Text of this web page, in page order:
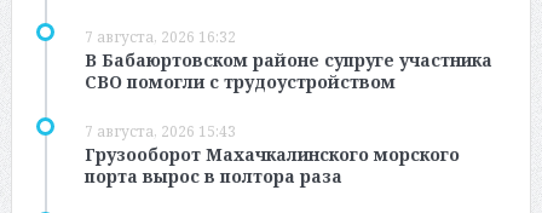
7 августа, 2026 16:32
В Бабаюртовском районе супруге участника
СВО помогли с трудоустройством
7 августа, 2026 15:43
Грузооборот Махачкалинского морского
порта вырос в полтора раза